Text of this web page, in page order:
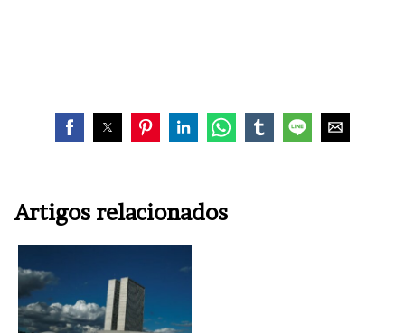
Artigos relacionados